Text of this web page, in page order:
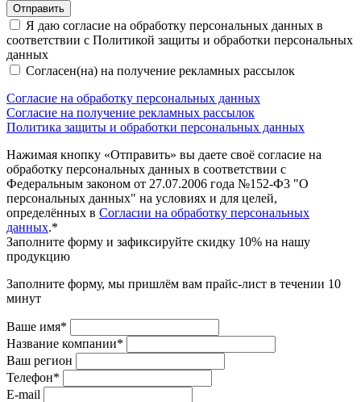
Отправить
Я даю согласие на обработку персональных данных в
соответствии с Политикой защиты и обработки персональных
данных
Согласен(на) на получение рекламных рассылок
Согласие на обработку персональных данных
Согласие на получение рекламных рассылок
Политика защиты и обработки персональных данных
Нажимая кнопку «Отправить» вы даете своё согласие на
обработку персональных данных в соответствии с
Федеральным законом от 27.07.2006 года №152-Ф3 "О
персональных данных" на условиях и для целей,
определённых в Согласии на обработку персональных
данных.*
Заполните форму и зафиксируйте скидку 10% на нашу
продукцию
Заполните форму, мы пришлём вам прайс-лист в течении 10
минут
Ваше имя*
Название компании*
Ваш регион
Телефон*
E-mail